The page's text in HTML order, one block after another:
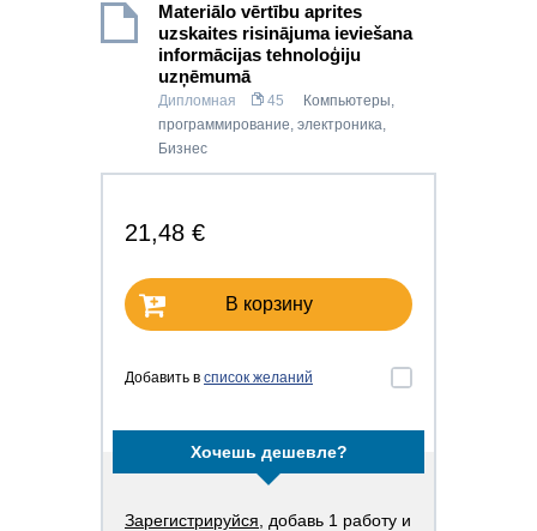
Materiālo vērtību aprites
uzskaites risinājuma ieviešana
informācijas tehnoloģiju
uzņēmumā
Дипломная 45
Компьютеры,
программирование, электроника,
Бизнес
21,48 €
В корзину
Добавить в список желаний
Хочешь дешевле?
Зарегистрируйся , добавь 1 работу и